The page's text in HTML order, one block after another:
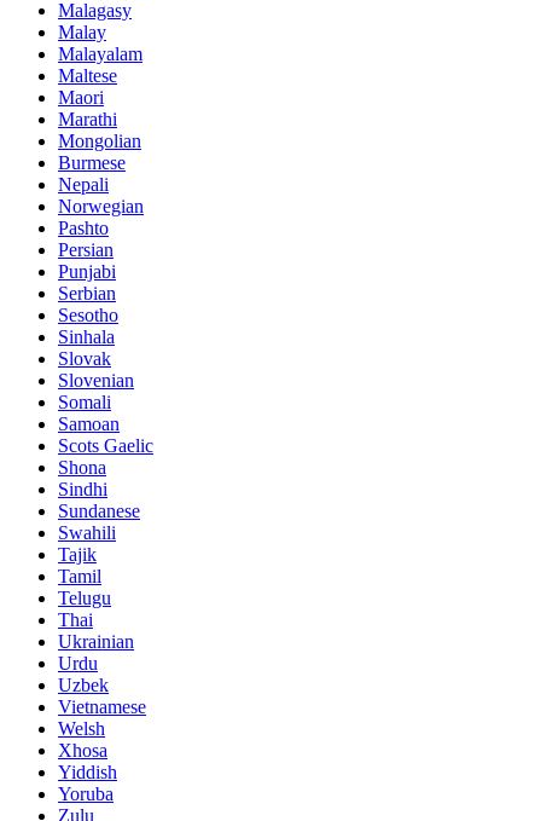
Malagasy
Malay
Malayalam
Maltese
Maori
Marathi
Mongolian
Burmese
Nepali
Norwegian
Pashto
Persian
Punjabi
Serbian
Sesotho
Sinhala
Slovak
Slovenian
Somali
Samoan
Scots Gaelic
Shona
Sindhi
Sundanese
Swahili
Tajik
Tamil
Telugu
Thai
Ukrainian
Urdu
Uzbek
Vietnamese
Welsh
Xhosa
Yiddish
Yoruba
Zulu